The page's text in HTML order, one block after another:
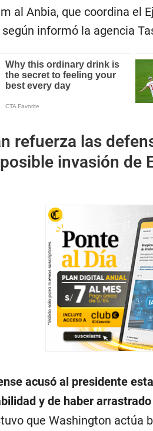
al Anbia, que coordina el
informó la agencia
refuerza las
invasión de
acusó al presidente
y de haber
que Washington actúa